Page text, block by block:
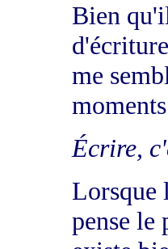
Bien
me
Écrire,
Lorsque
pense le